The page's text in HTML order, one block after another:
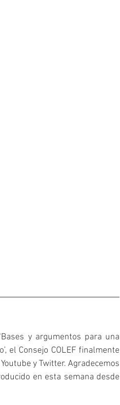
y argumentos para una
el Consejo COLEF finalmente
y Twitter. Agradecemos
en esta semana desde